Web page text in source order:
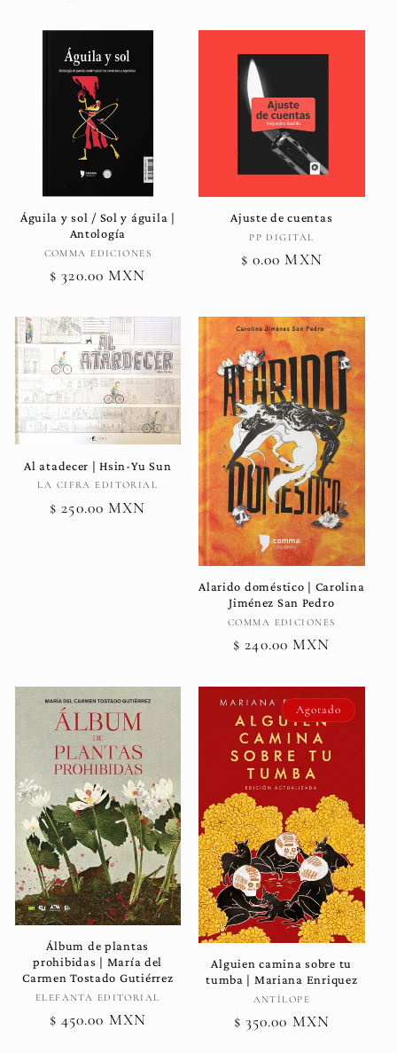
Águila y sol / Sol y águila |
Antología
Proveedor:
COMMA EDICIONES
Precio
$ 320.00 MXN
Ajuste de cuentas
Proveedor:
PP DIGITAL
Precio
$ 0.00 MXN
Al atadecer | Hsin-Yu Sun
Proveedor:
LA CIFRA EDITORIAL
Precio
$ 250.00 MXN
Alarido doméstico | Carolina
Jiménez San Pedro
Proveedor:
COMMA EDICIONES
Precio
$ 240.00 MXN
Álbum de plantas
prohibidas | María del
Carmen Tostado Gutiérrez
Proveedor:
ELEFANTA EDITORIAL
Precio
$ 450.00 MXN
Agotado
Alguien camina sobre tu
tumba | Mariana Enriquez
Proveedor:
ANTÍLOPE
Precio
$ 350.00 MXN